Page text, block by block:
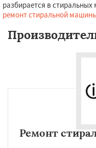
разбирается в
ремонт стиральной
Ремонт